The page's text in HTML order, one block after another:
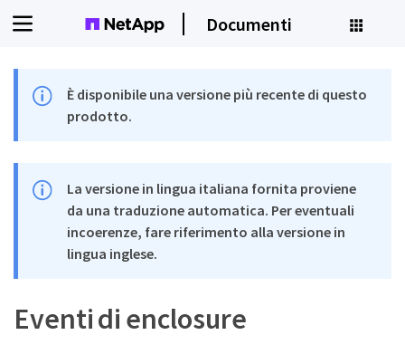
Documenti
È disponibile una versione più recente di questo
prodotto.
La versione in lingua italiana fornita proviene
da una traduzione automatica. Per eventuali
incoerenze, fare riferimento alla versione in
lingua inglese.
Eventi di enclosure